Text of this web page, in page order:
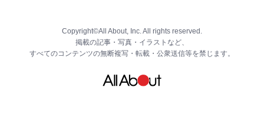
Copyright©All About, Inc. All rights reserved.
掲載の記事・写真・イラストなど、
すべてのコンテンツの無断複写・転載・公衆送信等を禁じます。